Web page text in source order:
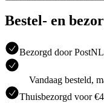
Bestel- en
Bezorgd door PostNL
Vandaag besteld,
Thuisbezorgd voor